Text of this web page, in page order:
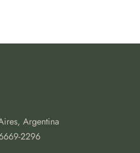
Argentina
2296